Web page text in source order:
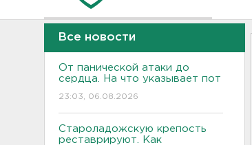
Все новости
От панической атаки до
сердца. На что указывает пот
23:03, 06.08.2026
Староладожскую крепость
реставрируют. Как